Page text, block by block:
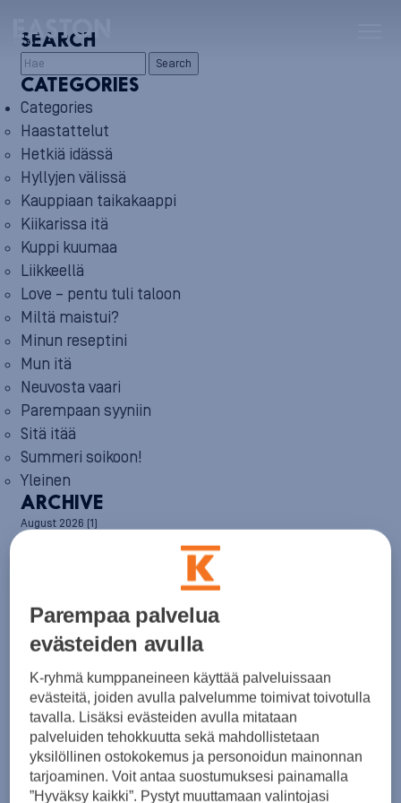
SEARCH
Search
CATEGORIES
Categories
Haastattelut
Hetkiä idässä
Hyllyjen välissä
Kauppiaan taikakaappi
Kiikarissa itä
Kuppi kuumaa
Liikkeellä
Love – pentu tuli taloon
Miltä maistui?
Minun reseptini
Mun itä
Neuvosta vaari
Parempaan syyniin
Sitä itää
Summeri soikoon!
Yleinen
ARCHIVE
August 2026 (1)
March 2026(8)
(5)
January 2026(6)
November 2025(7)
October 2025(8)
September 2025(5)
August 2025(6)
July 2025 (7)
June 2025(7)
May 2025(6)
Parempaa palvelua
evästeiden avulla
K-ryhmä kumppaneineen käyttää palveluissaan
evästeitä, joiden avulla palvelumme toimivat toivotulla
tavalla. Lisäksi evästeiden avulla mitataan
palveluiden tehokkuutta sekä mahdollistetaan
yksilöllinen ostokokemus ja personoidun mainonnan
tarjoaminen. Voit antaa suostumuksesi painamalla
”Hyväksy kaikki”. Pystyt muuttamaan valintojasi